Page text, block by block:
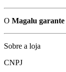
O Magalu garante
Sobre a loja
CNPJ